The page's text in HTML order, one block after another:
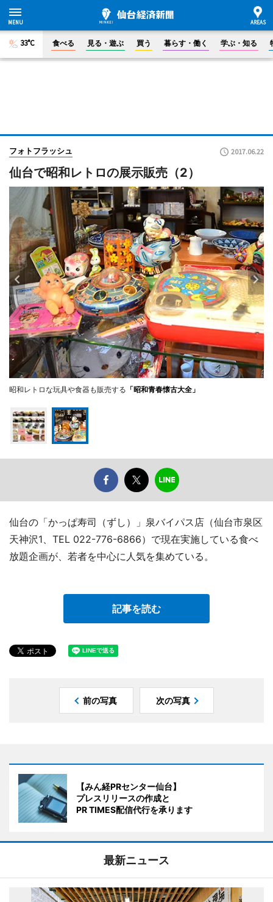
33°C 食べる 見る・遊ぶ 買う 暮らす・働く 学ぶ・知る
フォトフラッシュ 2017.06.22
仙台で昭和レトロの展示販売（2）
昭和レトロな玩具や食器も販売する 「昭和青春懐古大全」
仙台の「かっぱ寿司（ずし）」泉バイパス店（仙台市泉区
天神沢1、TEL 022-776-6866）で現在実施している食べ
放題企画が、若者を中心に人気を集めている。
記事を読む
前の写真 次の写真
【みん経PRセンター仙台】
プレスリリースの作成と
PR TIMES配信代行を承ります
最新ニュース